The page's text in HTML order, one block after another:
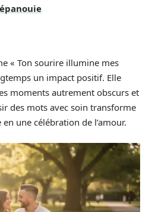
« Ton sourire illumine mes
un impact positif. Elle
moments autrement obscurs et
des mots avec soin transforme
une célébration de l’amour.